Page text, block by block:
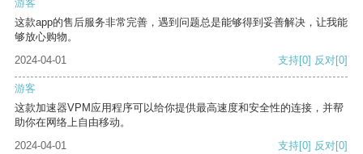
游客
这款app的售后服务非常完善，遇到问题总是能够得到妥善解决，让我能
够放心购物。
2024-04-01
支持[0] 反对[0]
游客
这款加速器VPM应用程序可以给你提供最高速度和安全性的连接，并帮
助你在网络上自由移动。
2024-04-01
支持[0] 反对[0]